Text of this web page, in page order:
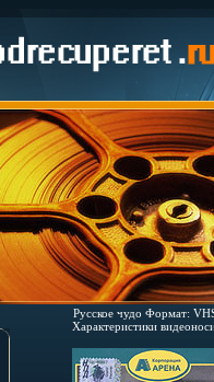
Русское чудо Формат:
Характеристики